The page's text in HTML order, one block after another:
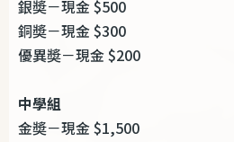
銀奬－現金 $500
銅奬－現金 $300
優異奬－現金 $200
中學組
金奬－現金 $1,500